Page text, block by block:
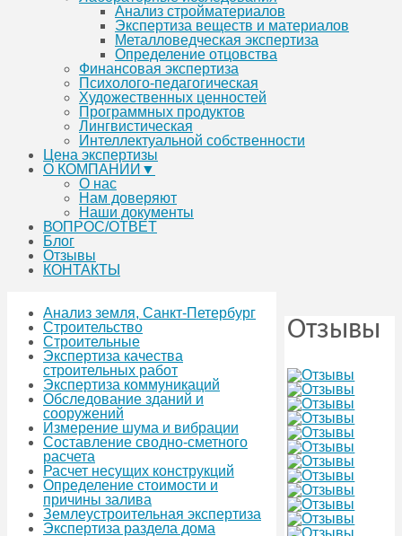
Анализ стройматериалов
Экспертиза веществ и материалов
Металловедческая экспертиза
Определение отцовства
Финансовая экспертиза
Психолого-педагогическая
Художественных ценностей
Программных продуктов
Лингвистическая
Интеллектуальной собственности
Цена экспертизы
О КОМПАНИИ▼
О нас
Нам доверяют
Наши документы
ВОПРОС/ОТВЕТ
Блог
Отзывы
КОНТАКТЫ
Отзывы
Анализ земля, Санкт-Петербург
Строительство
Строительные
Экспертиза качества
строительных работ
Экспертиза коммуникаций
Обследование зданий и
сооружений
Измерение шума и вибрации
Составление сводно-сметного
расчета
Расчет несущих конструкций
Определение стоимости и
причины залива
Землеустроительная экспертиза
Экспертиза раздела дома